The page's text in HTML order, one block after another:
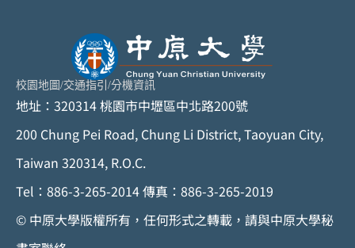
校園地圖/交通指引 /分機資訊
地址：320314 桃園市中壢區中北路200號
200 Chung Pei Road, Chung Li District, Taoyuan City,
Taiwan 320314, R.O.C.
Tel：886-3-265-2014 傳真：886-3-265-2019
© 中原大學版權所有，任何形式之轉載，請與中原大學秘